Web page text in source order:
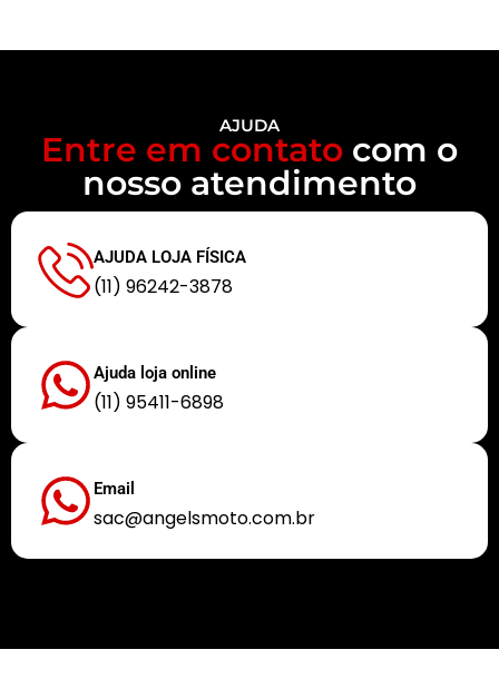
AJUDA
Entre em contato com o
nosso atendimento
AJUDA LOJA FÍSICA
(11) 96242-3878
Ajuda loja online
(11) 95411-6898
Email
sac@angelsmoto.com.br